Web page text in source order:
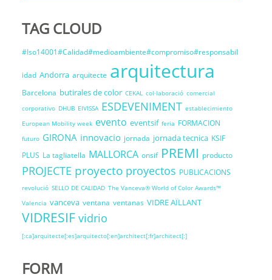
TAG CLOUD
#Iso14001#Calidad#medioambiente#compromiso#responsabil
idad Andorra arquitecte arquitectura
Barcelona butirales de color CEKAL col·laboració comercial
corporativo DHUB EIVISSA ESDEVENIMENT establecimiento
European Mobility week evento eventsif feria FORMACION
futuro GIRONA innovacio jornada jornada tecnica KSIF
PLUS La tagliatella MALLORCA onsif PREMI producto
PROJECTE proyecto proyectos PUBLICACIONS
revolució SELLO DE CALIDAD The Vanceva® World of Color Awards™
Valencia vanceva ventana ventanas VIDRE AÏLLANT
VIDRESIF vidrio
[:ca]arquitecte[:es]arquitecto[:en]architect[:fr]architect[:]
FORM